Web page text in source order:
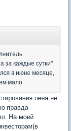
за каждые сутки"
в июне месяце,
мало
пеня не
правда
На моей